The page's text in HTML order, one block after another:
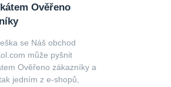
Ověřeno
se Náš obchod
může pyšnit
Ověřeno zákazníky a
jedním z e-shopů,